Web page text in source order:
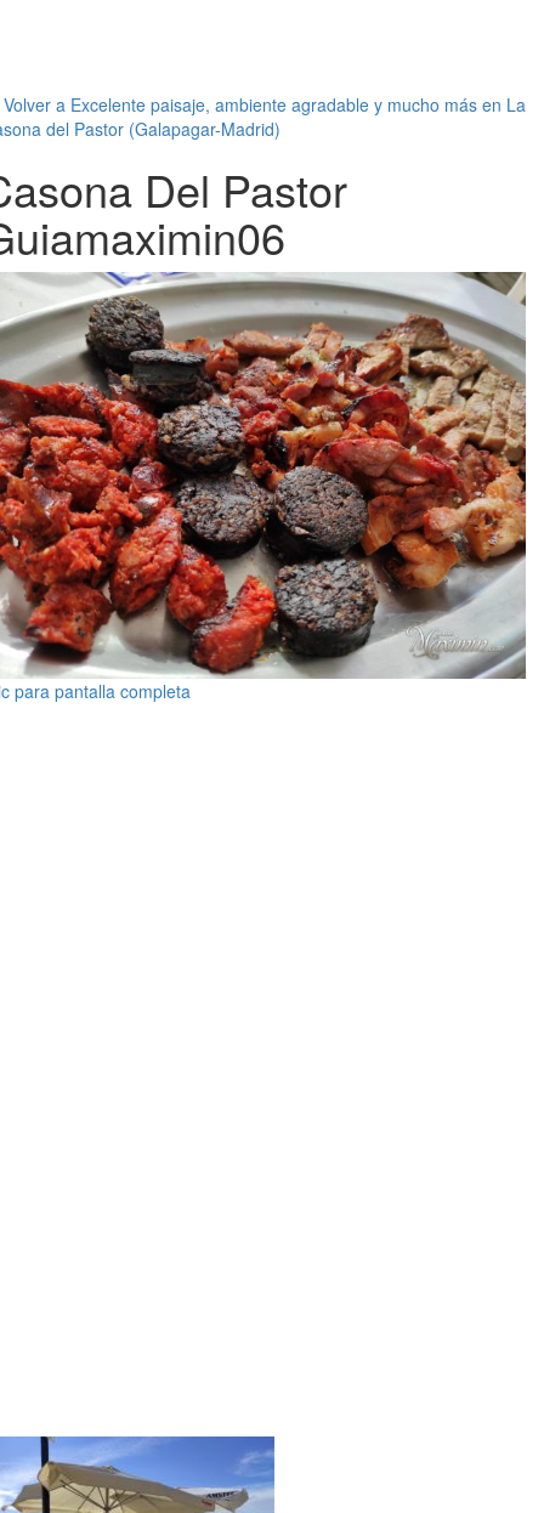
Volver a Excelente paisaje, ambiente agradable y mucho más en La
del Pastor (Galapagar-Madrid)
Del Pastor
para pantalla completa